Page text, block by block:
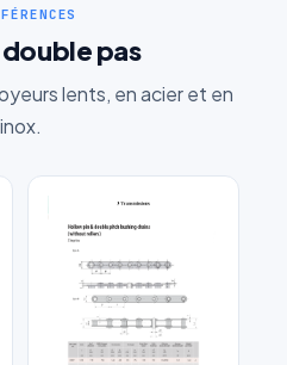
pas
lents, en acier et en
inox.